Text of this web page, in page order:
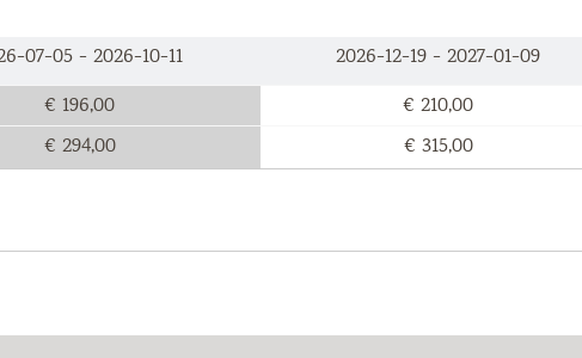
07-05 - 2026-10-11
€ 196,00
€ 294,00
2026-12-19 - 2027-01-09
€ 210,00
€ 315,00